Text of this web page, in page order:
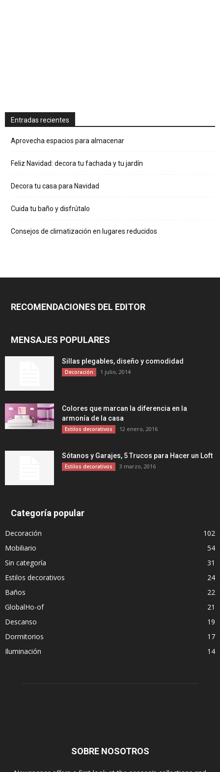
Entradas recientes
Aprovecha espacios para almacenar
Feliz Navidad: decora tu fachada y tu jardín
Decora tu casa para Navidad
Cuida tu baño y disfrútalo
Consejos de climatización en lugares reducidos
RECOMENDACIONES DEL EDITOR
MENSAJES POPULARES
Sillas plegables, diseño y comodidad
Decoración 1 julio, 2014
Colores que marcan la diferencia en la
armonía de la casa
Estilos decorativos 12 enero, 2016
Sótanos y Garajes, 5 Trucos para Hacer un Loft
Estilos decorativos 3 marzo, 2016
Categoría popular
Decoración
102
Mobiliario
54
Sin categoría
31
Estilos decorativos
24
Baños
22
GlobalHo-of
21
Descanso
19
Dormitorios
17
Iluminación
14
SOBRE NOSOTROS